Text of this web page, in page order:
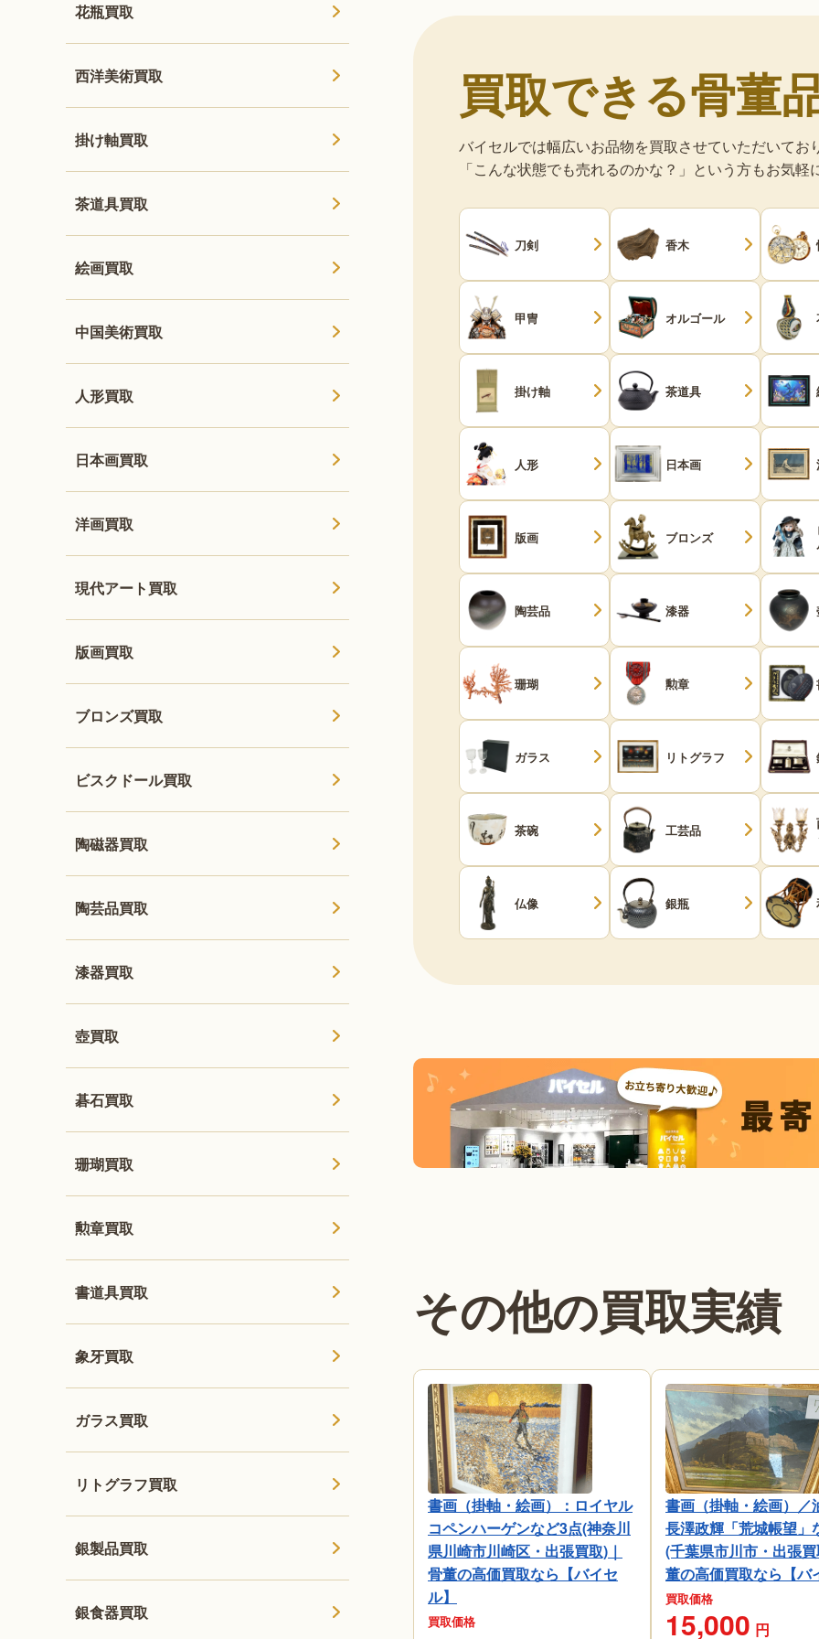
買取できる骨董
バイセルでは幅広いお品物を買取させていただいてお
「こんな状態でも売れるのかな？」という方もお気軽
刀剣 香木
甲冑 オルゴール
掛け軸 茶道具
人形 日本画
版画 ブロンズ
陶芸品 漆器
珊瑚 勲章
ガラス リトグラフ
茶碗 工芸品
仏像 銀瓶
その他の買取実績
書画（掛軸・絵画）：ロイヤル
コペンハーゲンなど3点(神奈川
県川崎市川崎区・出張買取)｜
骨董の高価買取なら【バイセ
ル】
買取価格
書画（掛軸・絵画）／
長澤政輝「荒城帳望」
(千葉県市川市・出張
董の高価買取なら【バ
買取価格
15,000 円
花瓶買取
西洋美術買取
掛け軸買取
茶道具買取
絵画買取
中国美術買取
人形買取
日本画買取
洋画買取
現代アート買取
版画買取
ブロンズ買取
ビスクドール買取
陶磁器買取
陶芸品買取
漆器買取
壺買取
碁石買取
珊瑚買取
勲章買取
書道具買取
象牙買取
ガラス買取
リトグラフ買取
銀製品買取
銀食器買取